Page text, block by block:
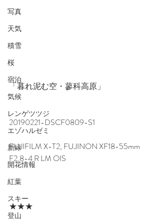
写真
天気
積雪
桜
宿泊
気候
レンゲツツジ
エゾハルゼミ
新緑
開花情報
紅葉
スキー
登山
「暮れ泥む空・蓼科高原」
20190221-DSCF0809-S1
FUJIFILM X-T2, FUJINON XF18-55mm
F2.8-4 R LM OIS
★★★